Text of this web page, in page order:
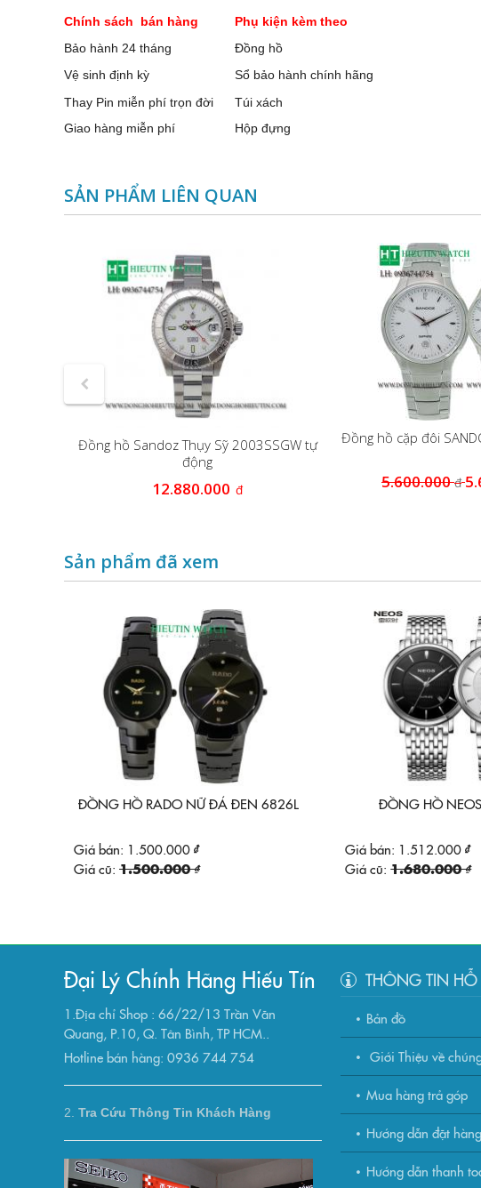
Chính sách bán hàng
Phụ kiện kèm theo
Bảo hành 24 tháng
Đồng hồ
Vệ sinh định kỳ
Sổ bảo hành chính hãng
Thay Pin miễn phí trọn đời
Túi xách
Giao hàng miễn phí
Hộp đựng
SẢN PHẨM LIÊN QUAN
Đồng hồ Sandoz Thụy Sỹ 2003SSGW tự
động
12.880.000 đ
Đồng hồ cặp đôi
5.600.000đ
Sản phẩm đã xem
ĐỒNG HỒ RADO NỮ ĐÁ ĐEN 6826L
Giá bán: 1.500.000 ₫
Giá cũ: 1.500.000 ₫
ĐỒNG HỒ
Giá bán: 1.512.000 ₫
Giá cũ: 1.680.000 ₫
Đại Lý Chính Hãng Hiếu Tín
1.Địa chỉ Shop : 66/22/13 Trần Văn
Quang, P.10, Q. Tân Bình, TP HCM..
Hotline bán hàng: 0936 744 754
2. Tra Cứu Thông Tin Khách Hàng
THÔNG TIN HỖ
Bản đồ
Giới Thiệu về
Mua hàng trả góp
Hướng dẫn đặt hàng
Hướng dẫn thanh